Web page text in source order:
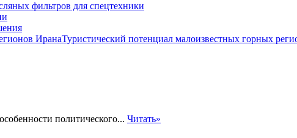
фильтров для спецтехники
Туристический потенциал малоизвестных горных
политического... Читать»